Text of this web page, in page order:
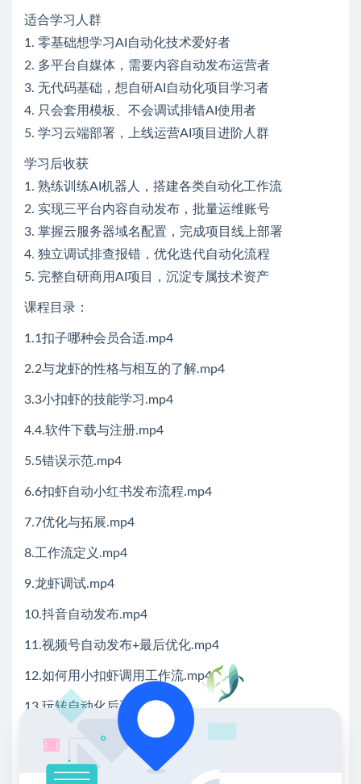
适合学习人群
1. 零基础想学习AI自动化技术爱好者
2. 多平台自媒体，需要内容自动发布运营者
3. 无代码基础，想自研AI自动化项目学习者
4. 只会套用模板、不会调试排错AI使用者
5. 学习云端部署，上线运营AI项目进阶人群
学习后收获
1. 熟练训练AI机器人，搭建各类自动化工作流
2. 实现三平台内容自动发布，批量运维账号
3. 掌握云服务器域名配置，完成项目线上部署
4. 独立调试排查报错，优化迭代自动化流程
5. 完整自研商用AI项目，沉淀专属技术资产
课程目录：
1.1扣子哪种会员合适.mp4
2.2与龙虾的性格与相互的了解.mp4
3.3小扣虾的技能学习.mp4
4.4.软件下载与注册.mp4
5.5错误示范.mp4
6.6扣虾自动小红书发布流程.mp4
7.7优化与拓展.mp4
8.工作流定义.mp4
9.龙虾调试.mp4
10.抖音自动发布.mp4
11.视频号自动发布+最后优化.mp4
12.如何用小扣虾调用工作流.mp4
13.玩转自动化后再研发.mp4
14.服务器和域名华为云.mp4
15.服务器及腾讯云域名配置.mp4